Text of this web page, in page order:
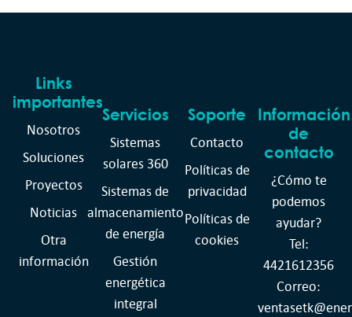
Links
importantes
Nosotros
Soluciones
Proyectos
Noticias
Otra
información
Servicios
Sistemas
solares 360
Sistemas de
almacenamiento
de energía
Gestión
energética
integral
Soporte
Contacto
Políticas de
privacidad
Políticas de
cookies
Información
de
contacto
¿Cómo te
podemos
ayudar?
Tel:
4421612356
Correo: